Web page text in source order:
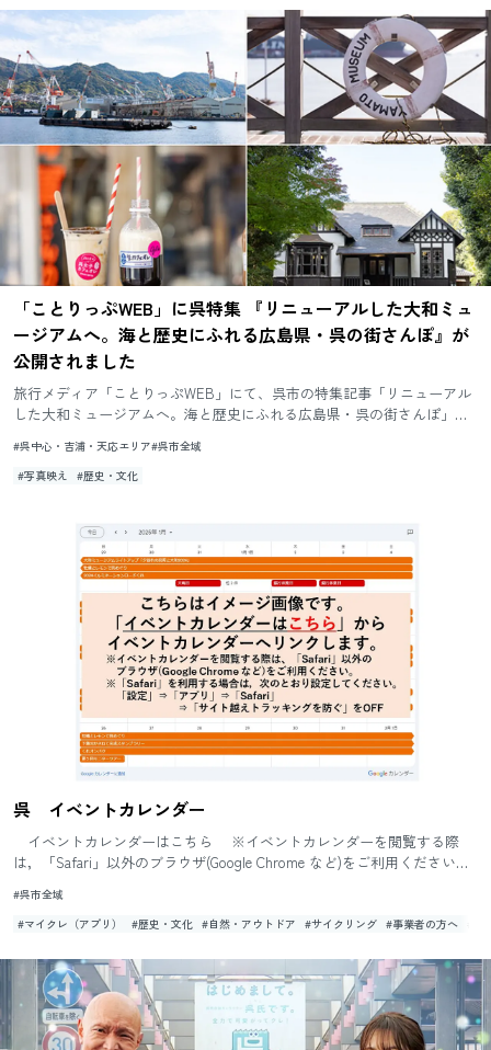
「ことりっぷWEB」に呉特集 『リニューアルした大和ミュ
ージアムへ。海と歴史にふれる広島県・呉の街さんぽ』が
公開されました
旅行メディア「ことりっぷWEB」にて、呉市の特集記事「リニューアル
した大和ミュージアムへ。海と歴史にふれる広島県・呉の街さんぽ」が
#呉中心・吉浦・天応エリア#呉市全域
#写真映え
#歴史・文化
呉 イベントカレンダー
イベントカレンダーはこちら ※イベントカレンダーを閲覧する際
は，「Safari」以外のブラウザ(Google Chrome など)をご利用ください。
#呉市全域
#マイクレ（アプリ）
#歴史・文化 #自然・アウトドア #サイクリング #事業者の方へ